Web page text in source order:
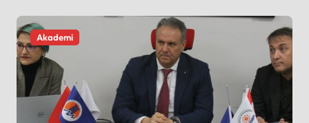
Akademi